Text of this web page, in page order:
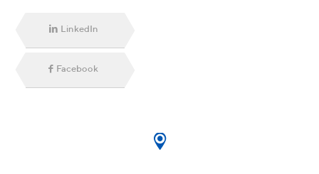
LinkedIn
Facebook